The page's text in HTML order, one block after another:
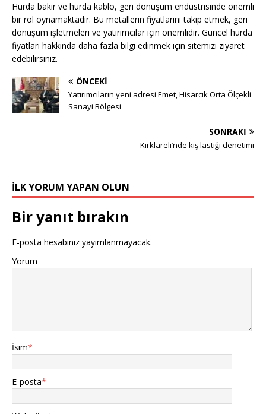
Hurda bakır ve hurda kablo, geri dönüşüm endüstrisinde önemli
bir rol oynamaktadır. Bu metallerin fiyatlarını takip etmek, geri
dönüşüm işletmeleri ve yatırımcılar için önemlidir. Güncel hurda
fiyatları hakkında daha fazla bilgi edinmek için sitemizi ziyaret
edebilirsiniz.
ÖNCEKI
Yatırımcıların yeni adresi Emet, Hisarcık Orta Ölçekli
Sanayi Bölgesi
SONRAKI
Kırklareli’nde kış lastiği denetimi
İLK YORUM YAPAN OLUN
Bir yanıt bırakın
E-posta hesabınız yayımlanmayacak.
Yorum
İsim*
E-posta*